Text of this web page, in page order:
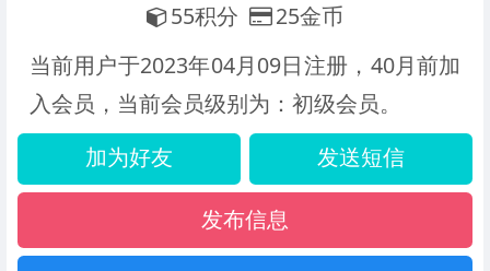
55积分
25金币
当前用户于2023年04月09日注册，40月前加
入会员，当前会员级别为：初级会员。
加为好友 发送短信
发布信息